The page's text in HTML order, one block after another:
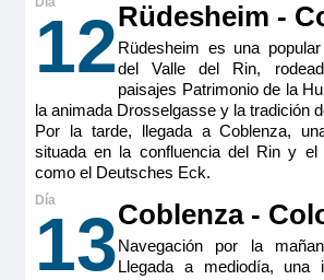
12Rüdesheim -
Rüdesheim es una
del Valle del Rin,
paisajes Patrimonio de la
la animada Drosselgasse y la tradición
Por la tarde, llegada a Coblenza,
situada en la confluencia del Rin y el
como el Deutsches Eck.
13Coblenza -
Navegación por la
Llegada a mediodía, una